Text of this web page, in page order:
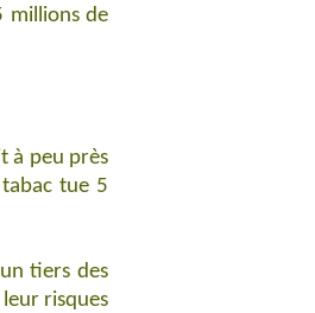
millions de
à peu près
tue 5
tiers des
risques